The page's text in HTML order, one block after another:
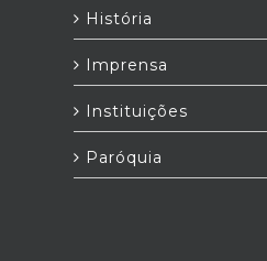
História
Imprensa
Instituições
Paróquia